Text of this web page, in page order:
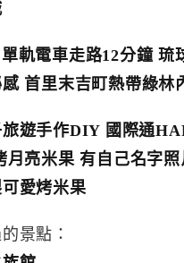
軌電車走路12分鐘 琉
首里末吉町熱帶綠林
旅遊手作DIY 國際通
月亮米果 有自己名字
愛烤米果
景點：